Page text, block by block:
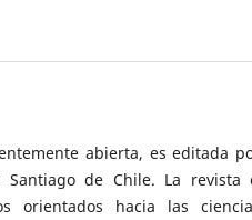
abierta, es editada
de Chile. La revista
orientados hacia las